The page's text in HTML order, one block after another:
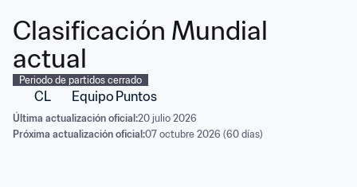
Clasificación Mundial
actual
Periodo de partidos cerrado
CL Equipo Puntos
Última actualización oficial:20 julio 2026
Próxima actualización oficial:07 octubre 2026 (60 días)